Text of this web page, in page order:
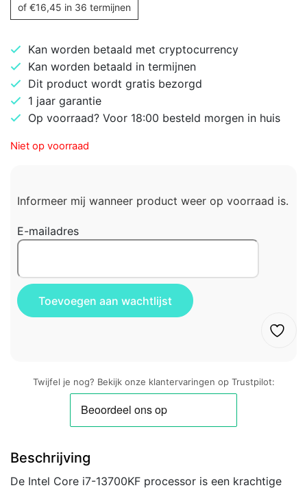
of €16,45 in 36 termijnen
Kan worden betaald met cryptocurrency
Kan worden betaald in termijnen
Dit product wordt gratis bezorgd
1 jaar garantie
Op voorraad? Voor 18:00 besteld morgen in huis
Niet op voorraad
Informeer mij wanneer product weer op voorraad is.
E-mailadres
Twijfel je nog? Bekijk onze klantervaringen op Trustpilot:
Beschrijving
De Intel Core i7-13700KF processor is een krachtige